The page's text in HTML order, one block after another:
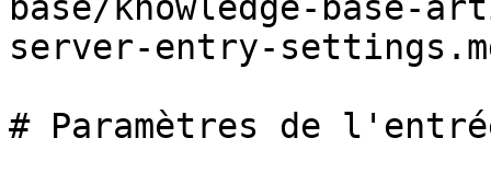
server-entry-
# Paramètres de